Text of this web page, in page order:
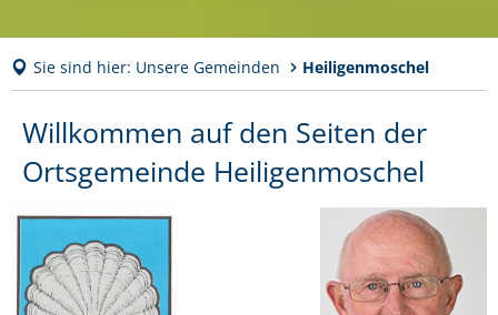
Sie sind hier: Unsere Gemeinden Heiligenmoschel
Heiligenmoschel
Willkommen auf den Seiten der
Ortsgemeinde Heiligenmoschel